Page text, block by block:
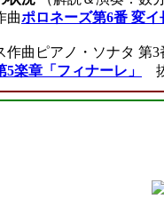
曲ポロネーズ第6番 変
ピアノ・ソナタ 第3
5楽章「フィナーレ」